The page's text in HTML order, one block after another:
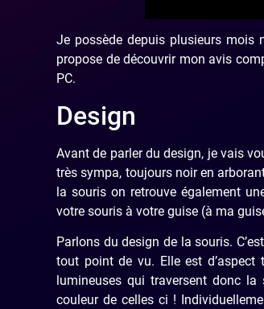
Je possède depuis plusieurs mois
propose de découvrir mon avis
PC.
Design
Avant de parler du design, je vais
très sympa, toujours noir en
la souris on retrouve également
votre souris à votre guise (à ma
Parlons du design de la souris.
tout point de vu. Elle est
lumineuses qui traversent donc
couleur de celles ci !